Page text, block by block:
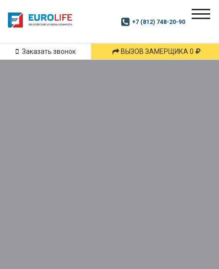
+7 (812) 748-20-90
Заказать звонок ВЫЗОВ ЗАМЕРЩИКА 0
Почитай
подпишись
Дзен